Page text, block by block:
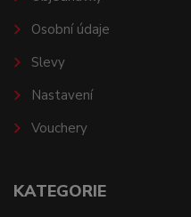
Osobní údaje
Slevy
Nastavení
Vouchery
KATEGORIE